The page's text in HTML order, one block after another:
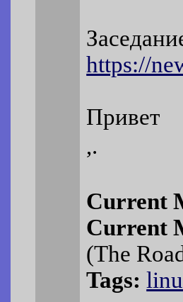
https://
Привет
,.
Current
Current
(The
Tags: